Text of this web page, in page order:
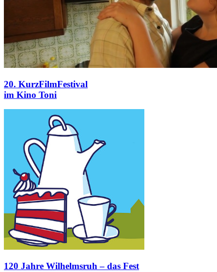
20. KurzFilmFestival
im Kino Toni
120 Jahre Wilhelmsruh – das Fest